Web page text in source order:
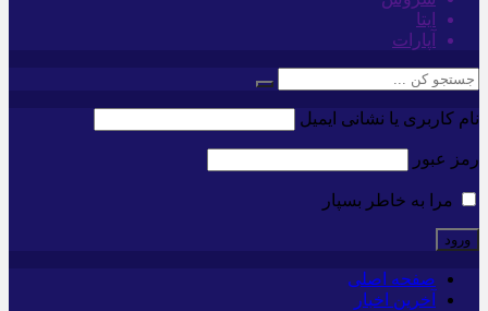
ایتا
آپارات
نام کاربری یا نشانی ایمیل
رمز عبور
مرا به خاطر بسپار
صفحه اصلی
آخرین اخبار